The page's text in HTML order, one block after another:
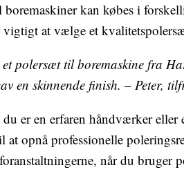
kan købes i
at vælge et
et polersæt til boremaskine fra
en skinnende finish. – Peter,
du er en erfaren håndværker
at opnå professionelle
når du bruger